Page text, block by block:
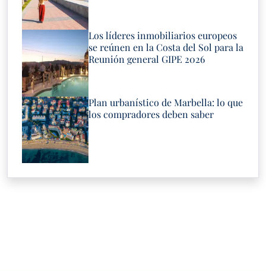
Los líderes inmobiliarios europeos
se reúnen en la Costa del Sol para la
Reunión general GIPE 2026
Plan urbanístico de Marbella: lo que
los compradores deben saber